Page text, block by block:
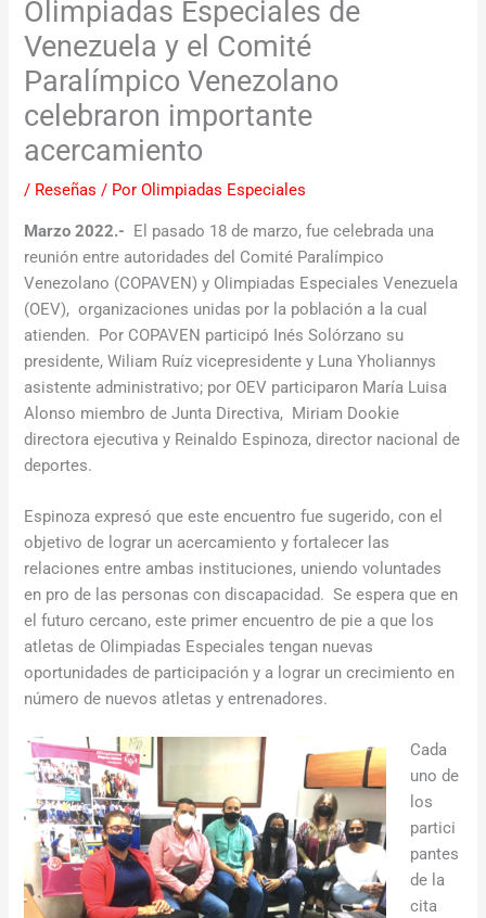
Olimpiadas Especiales de
Venezuela y el Comité
Paralímpico Venezolano
celebraron importante
acercamiento
/ Reseñas / PorOlimpiadas Especiales
Marzo 2022.- El pasado 18 de marzo, fue celebrada una
reunión entre autoridades del Comité Paralímpico
Venezolano (COPAVEN) y Olimpiadas Especiales Venezuela
(OEV), organizaciones unidas por la población a la cual
atienden. Por COPAVEN participó Inés Solórzano su
presidente, Wiliam Ruíz vicepresidente y Luna Yholiannys
asistente administrativo; por OEV participaron María Luisa
Alonso miembro de Junta Directiva, Miriam Dookie
directora ejecutiva y Reinaldo Espinoza, director nacional de
deportes.
Espinoza expresó que este encuentro fue sugerido, con el
objetivo de lograr un acercamiento y fortalecer las
relaciones entre ambas instituciones, uniendo voluntades
en pro de las personas con discapacidad. Se espera que en
el futuro cercano, este primer encuentro de pie a que los
atletas de Olimpiadas Especiales tengan nuevas
oportunidades de participación y a lograr un crecimiento en
número de nuevos atletas y entrenadores.
Cada
uno de
los
partici
pantes
de la
cita